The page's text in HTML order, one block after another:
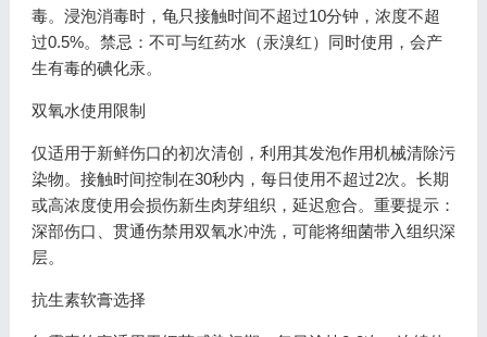
毒。浸泡消毒时，龟只接触时间不超过10分钟，浓度不超
过0.5%。禁忌：不可与红药水（汞溴红）同时使用，会产
生有毒的碘化汞。
双氧水使用限制
仅适用于新鲜伤口的初次清创，利用其发泡作用机械清除污
染物。接触时间控制在30秒内，每日使用不超过2次。长期
或高浓度使用会损伤新生肉芽组织，延迟愈合。重要提示：
深部伤口、贯通伤禁用双氧水冲洗，可能将细菌带入组织深
层。
抗生素软膏选择